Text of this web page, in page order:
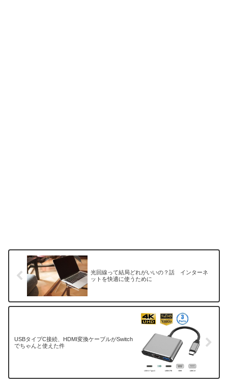
光回線って結局どれがいいの？話 インターネ
ットを快適に使うために
USBタイプC接続、HDMI変換ケーブルがSwitch
でちゃんと使えた件